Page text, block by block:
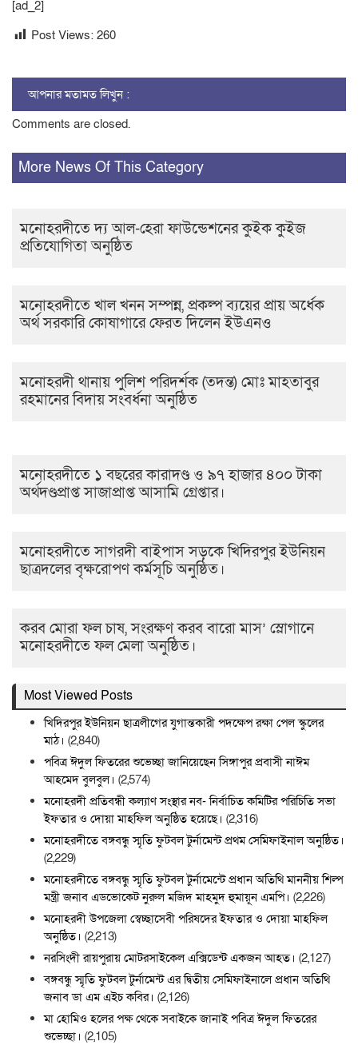
[ad_2]
Post Views: 260
আপনার মতামত লিখুন :
Comments are closed.
More News Of This Category
মনোহরদীতে দ্য আল-হেরা ফাউন্ডেশনের কুইক কুইজ
প্রতিযোগিতা অনুষ্ঠিত
মনোহরদীতে খাল খনন সম্পন্ন, প্রকল্প ব্যয়ের প্রায় অর্ধেক
অর্থ সরকারি কোষাগারে ফেরত দিলেন ইউএনও
মনোহরদী থানায় পুলিশ পরিদর্শক (তদন্ত) মোঃ মাহতাবুর
রহমানের বিদায় সংবর্ধনা অনুষ্ঠিত
মনোহরদীতে ১ বছরের কারাদণ্ড ও ৯৭ হাজার ৪০০ টাকা
অর্থদণ্ডপ্রাপ্ত সাজাপ্রাপ্ত আসামি গ্রেপ্তার।
মনোহরদীতে সাগরদী বাইপাস সড়কে খিদিরপুর ইউনিয়ন
ছাত্রদলের বৃক্ষরোপণ কর্মসূচি অনুষ্ঠিত।
করব মোরা ফল চাষ, সংরক্ষণ করব বারো মাস’ স্লোগানে
মনোহরদীতে ফল মেলা অনুষ্ঠিত।
Most Viewed Posts
খিদিরপুর ইউনিয়ন ছাত্রলীগের যুগান্তকারী পদক্ষেপ রক্ষা পেল স্কুলের
মাঠ। (2,840)
পবিত্র ঈদুল ফিতরের শুভেচ্ছা জানিয়েছেন সিঙ্গাপুর প্রবাসী নাঈম
আহমেদ বুলবুল। (2,574)
মনোহরদী প্রতিবন্ধী কল্যাণ সংস্থার নব- নির্বাচিত কমিটির পরিচিতি সভা
ইফতার ও দোয়া মাহফিল অনুষ্ঠিত হয়েছে। (2,316)
মনোহরদীতে বঙ্গবন্ধু স্মৃতি ফুটবল টুর্নামেন্ট প্রথম সেমিফাইনাল অনুষ্ঠিত।
(2,229)
মনোহরদীতে বঙ্গবন্ধু স্মৃতি ফুটবল টুর্নামেন্টে প্রধান অতিথি মাননীয় শিল্প
মন্ত্রী জনাব এডভোকেট নুরুল মজিদ মাহমুদ হুমায়ূন এমপি। (2,226)
মনোহরদী উপজেলা স্বেচ্ছাসেবী পরিষদের ইফতার ও দোয়া মাহফিল
অনুষ্ঠিত। (2,213)
নরসিংদী রায়পুরায় মোটরসাইকেল এক্সিডেন্ট একজন আহত। (2,127)
বঙ্গবন্ধু স্মৃতি ফুটবল টুর্নামেন্ট এর দ্বিতীয় সেমিফাইনালে প্রধান অতিথি
জনাব ডা এম এইচ কবির। (2,126)
মা হোমিও হলের পক্ষ থেকে সবাইকে জানাই পবিত্র ঈদুল ফিতরের
শুভেচ্ছা। (2,105)